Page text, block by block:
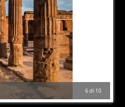
6di 10